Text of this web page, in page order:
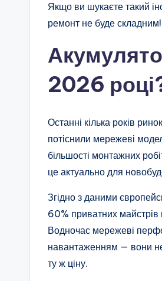
Якщо ви шукаєте такий
ремонт не буде складним!
2026
Останні кілька років
потіснили мережеві
більшості монтажних
це актуально для
Згідно з даними
60% приватних
Водночас мережеві
навантаженням — вони
ту ж ціну.